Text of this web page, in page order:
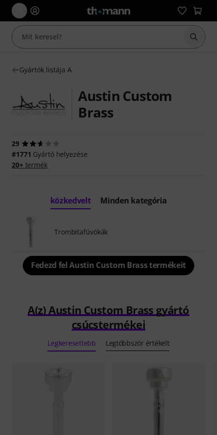
Gyártók listája A
Austin Custom
Brass
29
#1771 Gyártó helyezése
20+termék
közkedvelt Minden kategória
Trombitafúvókák
Fedezd fel Austin Custom Brass termékeit
A(z) Austin Custom Brass gyártó
csúcstermékei
Legkeresettebb Legtöbbször értékelt